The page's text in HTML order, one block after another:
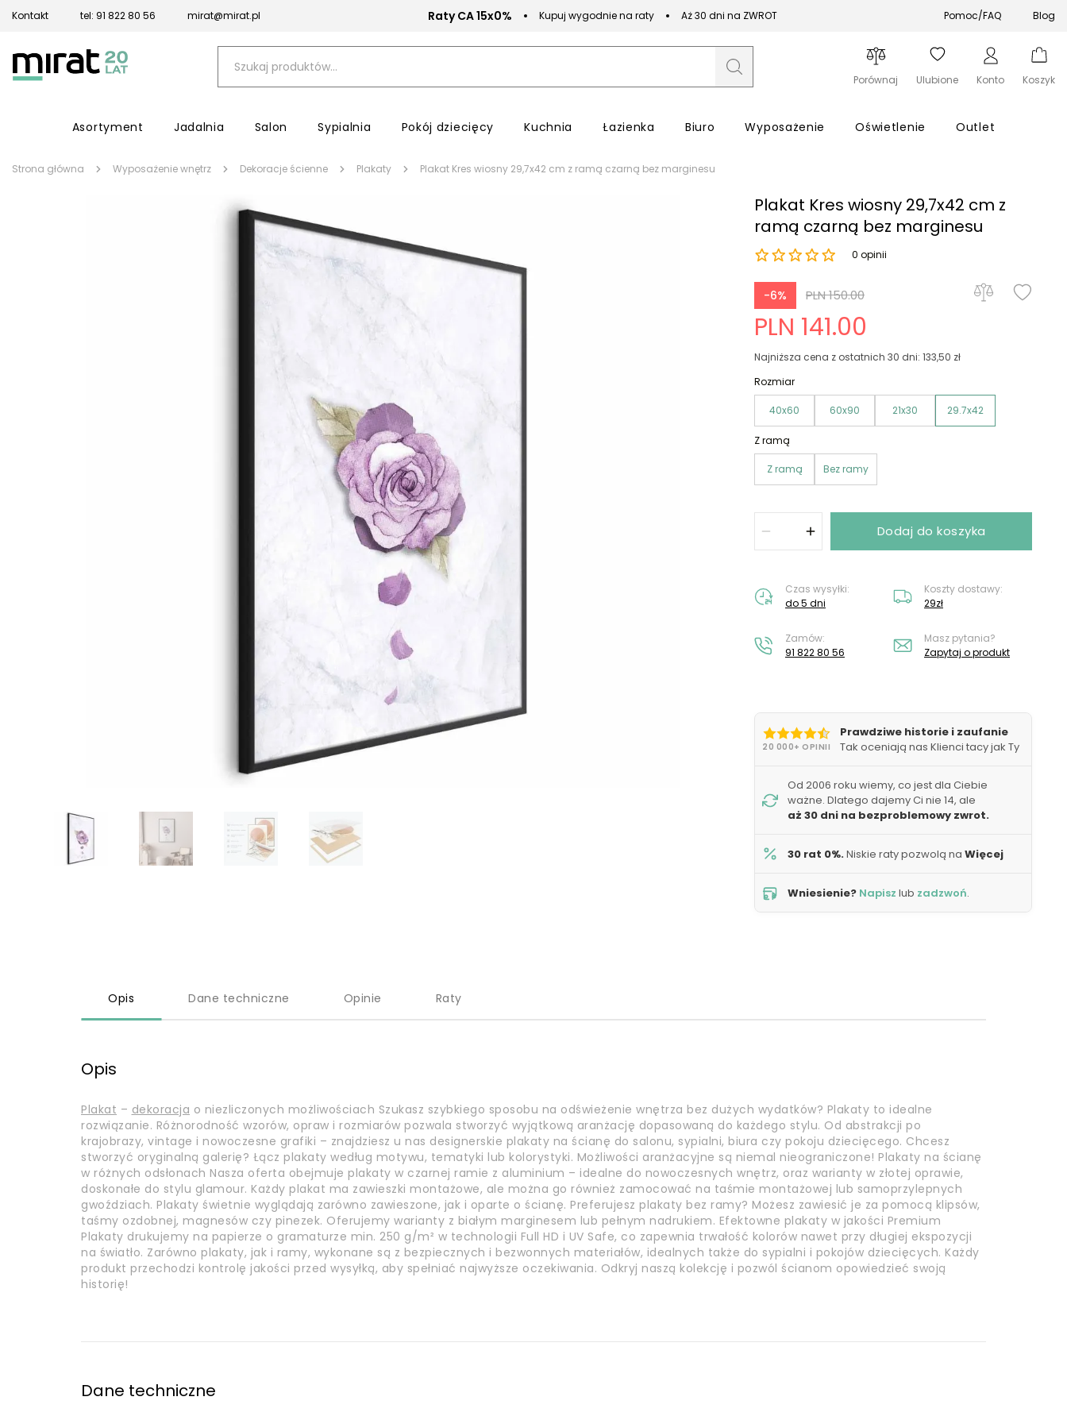
Kontakt tel: 91 822 80 56 mirat@mirat.pl Raty CA 15x0% Kupuj wygodnie na raty Aż 30 dni na ZWROT Pomoc/FAQ Blog
Porównaj Ulubione Konto
Zapomniałeś hasła?
Nie masz konta? Załóż konto
Koszyk
Asortyment Jadalnia Salon Sypialnia Pokój dziecięcy Kuchnia Łazienka Biuro Wyposażenie Oświetlenie Outlet
Strona główna Wyposażenie wnętrz Dekoracje ścienne Plakaty Plakat Kres wiosny 29,7x42 cm z ramą czarną bez marginesu
Plakat Kres wiosny 29,7x42 cm z
ramą czarną bez marginesu
0 opinii
-6% PLN 150.00
PLN 141.00
Najniższa cena z ostatnich 30 dni: 133,50 zł
Rozmiar
40x60 60x90 21x30 29.7x42
Z ramą
Z ramą Bez ramy
Dodaj do koszyka
Czas wysyłki:
do 5 dni
Koszty dostawy:
29zł
Zamów:
91 822 80 56
Masz pytania?
Zapytaj o produkt
20 000+ OPINII
Prawdziwe historie i zaufanie
Tak oceniają nas Klienci tacy jak Ty
Od 2006 roku wiemy, co jest dla Ciebie
ważne. Dlatego dajemy Ci nie 14, ale
aż 30 dni na bezproblemowy zwrot.
30 rat 0%.Niskie raty pozwolą na Więcej
Wniesienie? Napisz lub zadzwoń.
Opis Dane techniczne Opinie Raty
Opis
Plakat – dekoracja o niezliczonych możliwościach Szukasz szybkiego sposobu na odświeżenie wnętrza bez dużych wydatków? Plakaty to idealne
rozwiązanie. Różnorodność wzorów, opraw i rozmiarów pozwala stworzyć wyjątkową aranżację dopasowaną do każdego stylu. Od abstrakcji po
krajobrazy, vintage i nowoczesne grafiki – znajdziesz u nas designerskie plakaty na ścianę do salonu, sypialni, biura czy pokoju dziecięcego. Chcesz
stworzyć oryginalną galerię? Łącz plakaty według motywu, tematyki lub kolorystyki. Możliwości aranżacyjne są niemal nieograniczone! Plakaty na ścianę
w różnych odsłonach Nasza oferta obejmuje plakaty w czarnej ramie z aluminium – idealne do nowoczesnych wnętrz, oraz warianty w złotej oprawie,
doskonałe do stylu glamour. Każdy plakat ma zawieszki montażowe, ale można go również zamocować na taśmie montażowej lub samoprzylepnych
gwoździach. Plakaty świetnie wyglądają zarówno zawieszone, jak i oparte o ścianę. Preferujesz plakaty bez ramy? Możesz zawiesić je za pomocą klipsów,
taśmy ozdobnej, magnesów czy pinezek. Oferujemy warianty z białym marginesem lub pełnym nadrukiem. Efektowne plakaty w jakości Premium
Plakaty drukujemy na papierze o gramaturze min. 250 g/m² w technologii Full HD i UV Safe, co zapewnia trwałość kolorów nawet przy długiej ekspozycji
na światło. Zarówno plakaty, jak i ramy, wykonane są z bezpiecznych i bezwonnych materiałów, idealnych także do sypialni i pokojów dziecięcych. Każdy
produkt przechodzi kontrolę jakości przed wysyłką, aby spełniać najwyższe oczekiwania. Odkryj naszą kolekcję i pozwól ścianom opowiedzieć swoją
historię!
Dane techniczne